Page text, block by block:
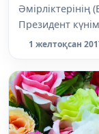
Әмірліктерінің
Президент
1 желтоқсан